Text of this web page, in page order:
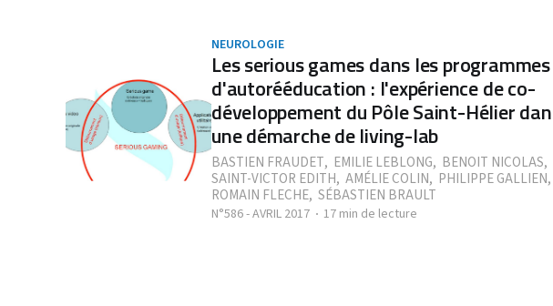
NEUROLOGIE
Les serious games dans les programmes
d'autorééducation : l'expérience de co-
développement du Pôle Saint-Hélier
une démarche de living-lab
BASTIEN FRAUDET, EMILIE LEBLONG, BENOIT NICOLAS,
SAINT-VICTOR EDITH, AMÉLIE COLIN, PHILIPPE GALLIEN,
ROMAIN FLECHE, SÉBASTIEN BRAULT
N°586 - AVRIL 2017 17 min de lecture